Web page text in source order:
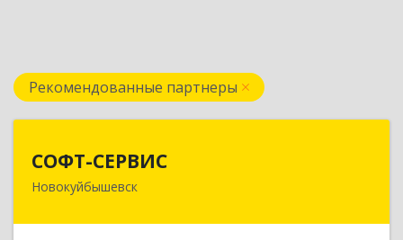
Рекомендованные партнеры
СОФТ-СЕРВИС
Новокуйбышевск
446206, Самарская обл, Новокуйбышевск г,